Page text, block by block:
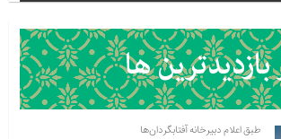
طبق اعلام دبیرخانه آفتابگردان‌ها